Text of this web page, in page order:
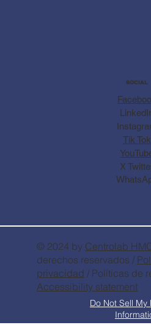
SOCIAL
Tik Tok
X
Do Not Sell My
© 2024 by Centrolab
derechos reservados /
privacidad / Políticas de
Accessibility statement